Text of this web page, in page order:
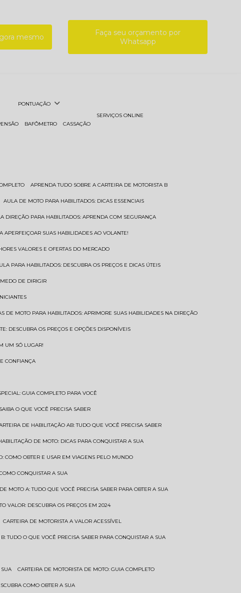
mesmo
Faça seu orçamento por
Whatsapp
PONTUAÇÃO
BAFÔMETRO CASSAÇÃO
SERVIÇOS ONLINE
APRENDA TUDO SOBRE A CARTEIRA DE MOTORISTA B
AULA DE MOTO PARA HABILITADOS: DICAS ESSENCIAIS
DIREÇÃO PARA HABILITADOS: APRENDA COM SEGURANÇA
APERFEIÇOAR SUAS HABILIDADES AO VOLANTE!
VALORES E OFERTAS DO MERCADO
AULA PARA HABILITADOS: DESCUBRA OS PREÇOS E DICAS ÚTEIS
DE DIRIGIR
DE MOTO PARA HABILITADOS: APRIMORE SUAS HABILIDADES NA DIREÇÃO
DESCUBRA OS PREÇOS E OPÇÕES DISPONÍVEIS
UM SÓ LUGAR!
CONFIANÇA
GUIA COMPLETO PARA VOCÊ
O QUE VOCÊ PRECISA SABER
DE HABILITAÇÃO AB: TUDO QUE VOCÊ PRECISA SABER
DE MOTO: DICAS PARA CONQUISTAR A SUA
COMO OBTER E USAR EM VIAGENS PELO MUNDO
CONQUISTAR A SUA
DE MOTO A: TUDO QUE VOCÊ PRECISA SABER PARA OBTER A SUA
VALOR: DESCUBRA OS PREÇOS EM 2024
CARTEIRA DE MOTORISTA A VALOR ACESSÍVEL
B: TUDO O QUE VOCÊ PRECISA SABER PARA CONQUISTAR A SUA
SUA CARTEIRA DE MOTORISTA DE MOTO: GUIA COMPLETO
COMO OBTER A SUA